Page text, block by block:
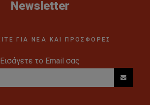
Newsletter
ΓΙΑ ΝΕΑ ΚΑΙ ΠΡΟΣΦΟΡΕΣ
Εισάγετε το Email σας